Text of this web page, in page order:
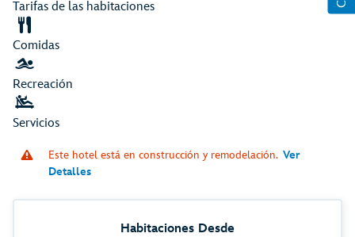
Tarifas de las habitaciones
Comidas
Recreación
Servicios
Este hotel está en construcción y remodelación. Ver
Detalles
Habitaciones Desde